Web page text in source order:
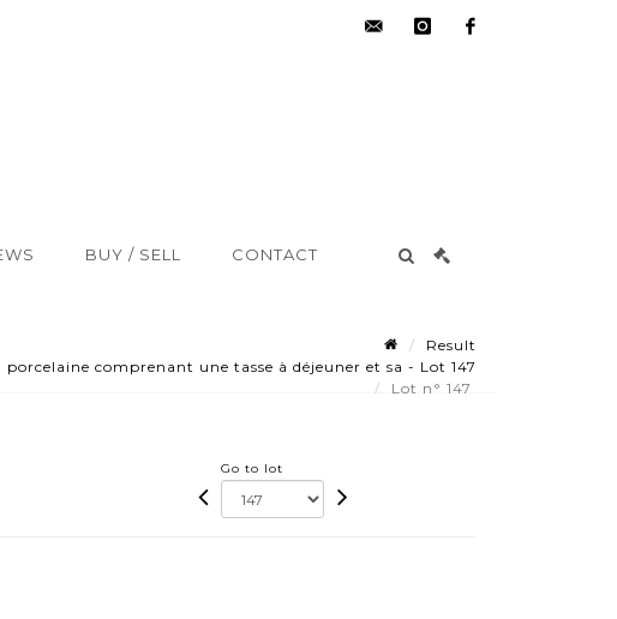
BUY / SELL CONTACT
Result
porcelaine comprenant une tasse à déjeuner et sa - Lot 147
Lot n° 147
Go to lot